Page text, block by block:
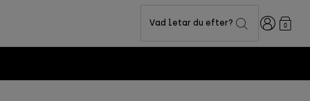
Vad letar du efter? Login0